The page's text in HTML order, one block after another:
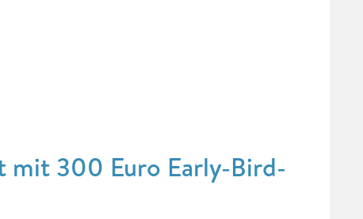
mit 300 Euro Early-Bird-